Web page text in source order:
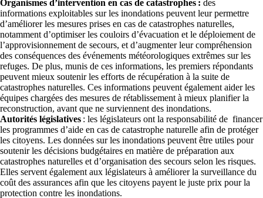
Organismes d’intervention en cas de catastrophes : des
informations exploitables sur les inondations peuvent leur permettre
d’améliorer les mesures prises en cas de catastrophes naturelles,
notamment d’optimiser les couloirs d’évacuation et le déploiement de
l’approvisionnement de secours, et d’augmenter leur compréhension
des conséquences des événements météorologiques extrêmes sur les
refuges. De plus, munis de ces informations, les premiers répondants
peuvent mieux soutenir les efforts de récupération à la suite de
catastrophes naturelles. Ces informations peuvent également aider les
équipes chargées des mesures de rétablissement à mieux planifier la
reconstruction, avant que ne surviennent des inondations.
Autorités législatives : les législateurs ont la responsabilité de financer
les programmes d’aide en cas de catastrophe naturelle afin de protéger
les citoyens. Les données sur les inondations peuvent être utiles pour
soutenir les décisions budgétaires en matière de préparation aux
catastrophes naturelles et d’organisation des secours selon les risques.
Elles servent également aux législateurs à améliorer la surveillance du
coût des assurances afin que les citoyens payent le juste prix pour la
protection contre les inondations.